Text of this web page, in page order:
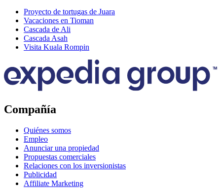
Proyecto de tortugas de Juara
Vacaciones en Tioman
Cascada de Ali
Cascada Asah
Visita Kuala Rompin
Compañía
Quiénes somos
Empleo
Anunciar una propiedad
Propuestas comerciales
Relaciones con los inversionistas
Publicidad
Affiliate Marketing